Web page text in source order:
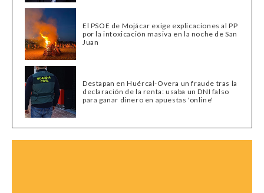
El PSOE de Mojácar exige explicaciones al PP
por la intoxicación masiva en la noche de San
Juan
Destapan en Huércal-Overa un fraude tras la
declaración de la renta: usaba un DNI falso
para ganar dinero en apuestas 'online'